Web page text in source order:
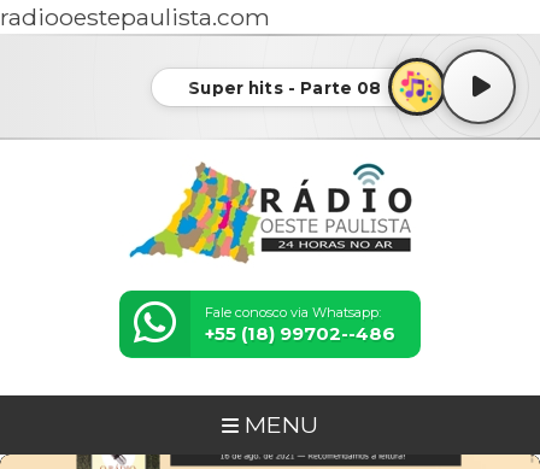
radiooestepaulista.com
Super hits - Parte 08
Fale conosco via Whatsapp:
+55 (18) 99702--486
MENU